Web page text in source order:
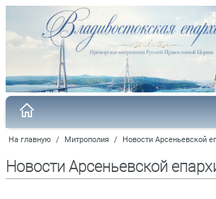
На главную / Митрополия / Новости Арсеньевской
Новости Арсеньевской